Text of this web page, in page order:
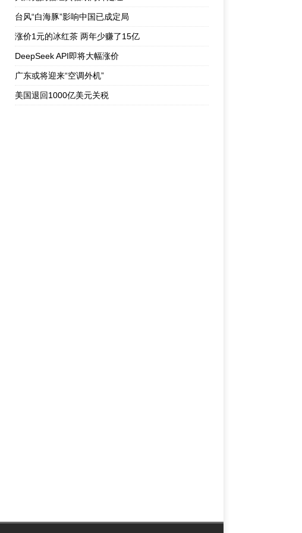
台风“白海豚”影响中国已成定局
涨价1元的冰红茶 两年少赚了15亿
DeepSeek API即将大幅涨价
广东或将迎来“空调外机”
美国退回1000亿美元关税